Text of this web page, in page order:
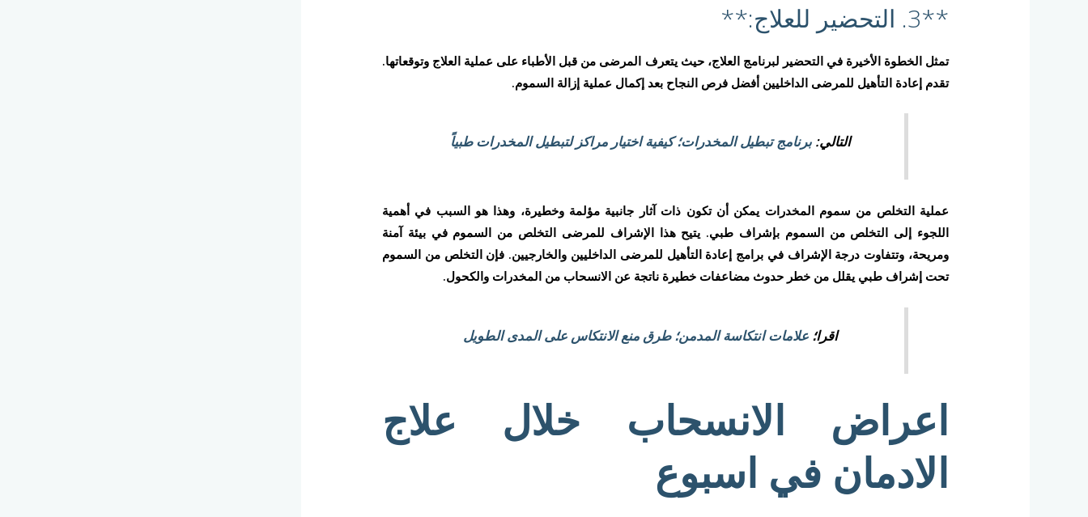
**3. التحضير للعلاج:**
تمثل الخطوة الأخيرة في التحضير لبرنامج العلاج، حيث يتعرف المرضى من قبل الأطباء على عملية العلاج وتوقعاتها.
تقدم إعادة التأهيل للمرضى الداخليين أفضل فرص النجاح بعد إكمال عملية إزالة السموم.
التالي:برنامج تبطيل المخدرات؛ كيفية اختيار مراكز لتبطيل المخدرات طبياً
عملية التخلص من سموم المخدرات يمكن أن تكون ذات آثار جانبية مؤلمة وخطيرة، وهذا هو السبب في أهمية
اللجوء إلى التخلص من السموم بإشراف طبي. يتيح هذا الإشراف للمرضى التخلص من السموم في بيئة آمنة
ومريحة، وتتفاوت درجة الإشراف في برامج إعادة التأهيل للمرضى الداخليين والخارجيين. فإن التخلص من السموم
تحت إشراف طبي يقلل من خطر حدوث مضاعفات خطيرة ناتجة عن الانسحاب من المخدرات والكحول.
اقرا؛علامات انتكاسة المدمن؛ طرق منع الانتكاس على المدى الطويل
اعراض الانسحاب خلال علاج
الادمان في اسبوع